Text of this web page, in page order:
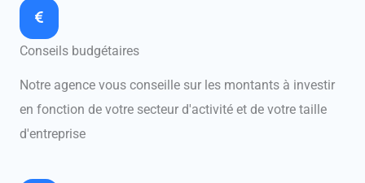
Conseils budgétaires
Notre agence vous conseille sur les montants à investir
en fonction de votre secteur d'activité et de votre taille
d'entreprise